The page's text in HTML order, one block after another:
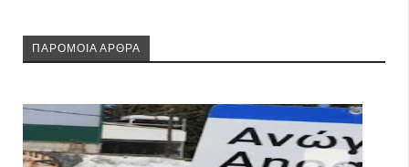
ΠΑΡΟΜΟΙΑ ΑΡΘΡΑ